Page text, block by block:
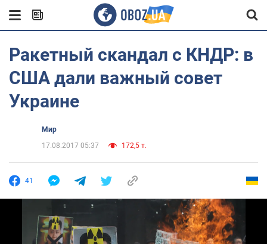
Ракетный скандал с КНДР: в
США дали важный совет
Украине
Мир
17.08.2017 05:37
172,5 т.
41